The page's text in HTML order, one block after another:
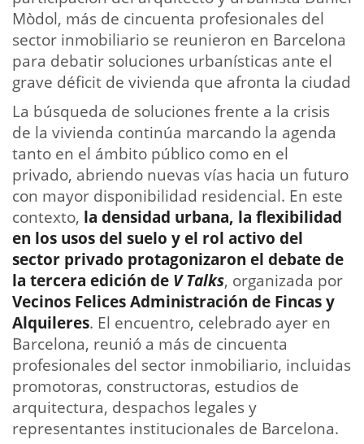
Mòdol, más de cincuenta profesionales del
sector inmobiliario se reunieron en Barcelona
para debatir soluciones urbanísticas ante el
grave déficit de vivienda que afronta la ciudad
La búsqueda de soluciones frente a la crisis
de la vivienda continúa marcando la agenda
tanto en el ámbito público como en el
privado, abriendo nuevas vías hacia un futuro
con mayor disponibilidad residencial. En este
contexto, la densidad urbana, la flexibilidad
en los usos del suelo y el rol activo del
sector privado protagonizaron el debate de
la tercera edición de V Talks, organizada por
Vecinos Felices Administración de Fincas y
Alquileres. El encuentro, celebrado ayer en
Barcelona, reunió a más de cincuenta
profesionales del sector inmobiliario, incluidas
promotoras, constructoras, estudios de
arquitectura, despachos legales y
representantes institucionales de Barcelona.